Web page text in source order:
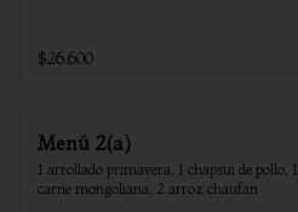
$26.600
Menú 2(a)
1 arrollado primavera, 1 chapsui de pollo, 1
carne mongoliana, 2 arroz chaufan